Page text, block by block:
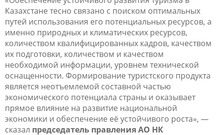
Казахстане тесно связано с поиском оптимальных
путей использования его потенциальных ресурсов, а
именно природных и климатических ресурсов,
количеством квалифицированных кадров, качеством
их подготовки, количеством и качеством
необходимой информации, уровнем технической
оснащенности. Формирование туристского продукта
является неотъемлемой составной частью
экономического потенциала страны и оказывает
прямое влияние на развитие национальной
экономики и обеспечение её устойчивого роста», —
сказал председатель правления АО НК